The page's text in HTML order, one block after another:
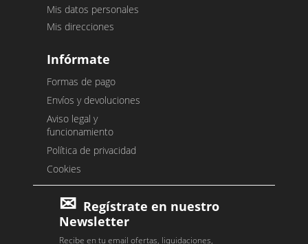
Mis datos personales
Mis direcciones
Infórmate
Formas de pago
Envíos y devoluciones
Aviso legal y
funcionamiento
Política de privacidad
Cookies
Regístrate en nuestro
Newsletter
Recibe en tu email ofertas, liquidaciones,